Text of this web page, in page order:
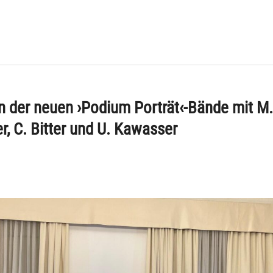
der neuen ›Podium Porträt‹-Bände mit
C. Bitter und U. Kawasser